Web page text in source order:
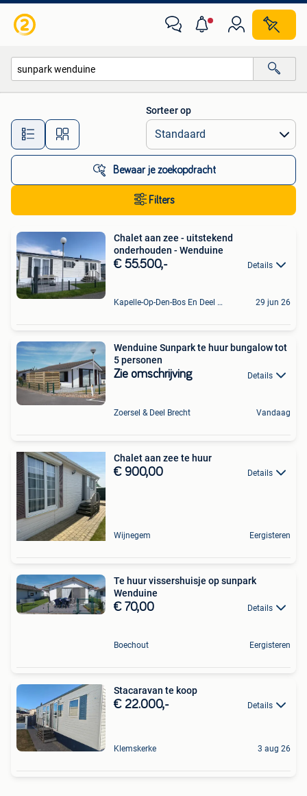
Alle afstanden…
Sorteer op
Bewaar je zoekopdracht
Filters
Chalet aan zee - uitstekend
onderhouden - Wenduine
€ 55.500,- Details
Kapelle-Op-Den-Bos En Deel Van Zemst 29 jun 26
Wenduine Sunpark te huur bungalow tot
5 personen
Zie omschrijving Details
Zoersel & Deel Brecht Vandaag
Chalet aan zee te huur
€ 900,00 Details
Wijnegem Eergisteren
Te huur vissershuisje op sunpark
Wenduine
€ 70,00 Details
Boechout Eergisteren
Stacaravan te koop
€ 22.000,- Details
Klemskerke 3 aug 26